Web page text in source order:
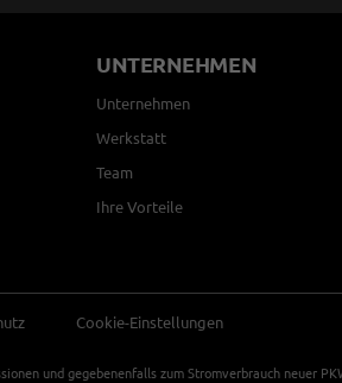
UNTERNEHMEN
Unternehmen
Werkstatt
Team
Ihre Vorteile
Cookie-Einstellungen
und gegebenenfalls zum Stromverbrauch neuer